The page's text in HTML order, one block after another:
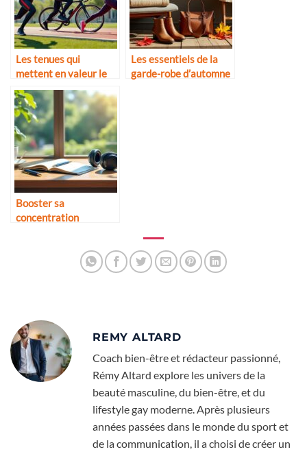
Les tenues qui
mettent en valeur le
corps sportif
Les essentiels de la
garde-robe d’automne
Booster sa
concentration
REMY ALTARD
Coach bien-être et rédacteur passionné,
Rémy Altard explore les univers de la
beauté masculine, du bien-être, et du
lifestyle gay moderne. Après plusieurs
années passées dans le monde du sport et
de la communication, il a choisi de créer un